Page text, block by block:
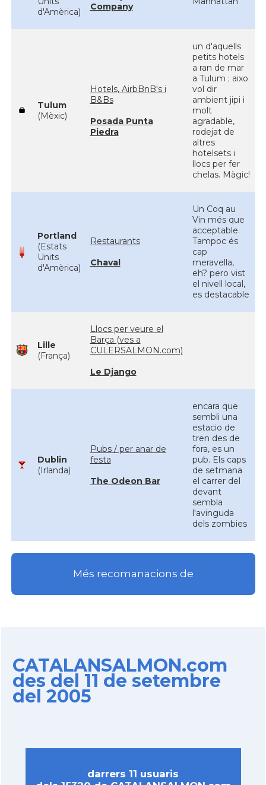
d'Amèrica)
Company
Tulum
(Mèxic)
Hotels, AirbBnB's i
B&Bs
Posada Punta
Piedra
un d'aquells
petits hotels
a ran de mar
a Tulum ; aixo
vol dir
ambient jipi i
molt
agradable,
rodejat de
altres
hotelsets i
llocs per fer
chelas. Màgic!
Portland
(Estats
Units
d'Amèrica)
Restaurants
Chaval
Un Coq au
Vin més que
acceptable.
Tampoc és
cap
meravella,
eh? pero vist
el nivell local,
es destacable
Lille
(França)
Llocs per veure el
Barça (ves a
CULERSALMON.com)
Le Django
Dublin
(Irlanda)
Pubs / per anar de
festa
The Odeon Bar
encara que
sembli una
estacio de
tren des de
fora, es un
pub. Els caps
de setmana
el carrer del
devant
sembla
l'avinguda
dels zombies
Més recomanacions de
CATALANSALMON.com
des del 11 de setembre
del 2005
darrers 11 usuaris